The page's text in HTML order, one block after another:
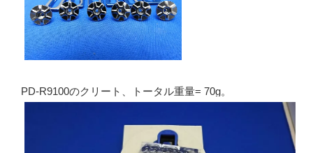
PD-R9100のクリート、トータル重量= 70g。